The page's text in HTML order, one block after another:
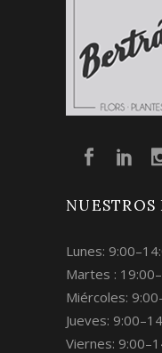
Lunes:
Martes :
Miércoles:
Jueves:
Viernes: